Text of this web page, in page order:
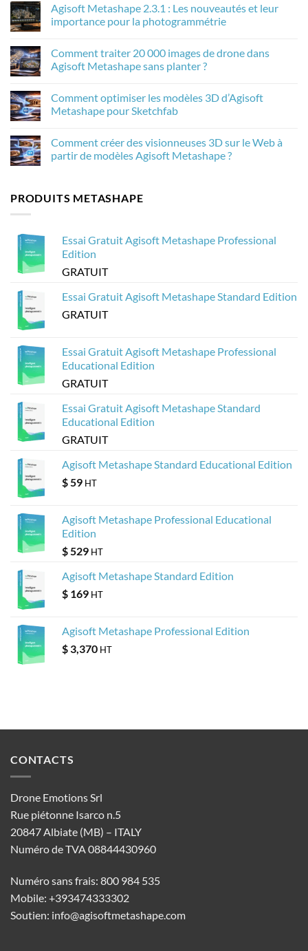
sur
Comment
la
l’échelle
de
l’IA
textures
de
la
Agisoft
Metashape
Agisoft Metashape 2.3.1 : Les nouveautés et leur
importance pour la photogrammétrie
sur
Agisoft
Metashape
Les
nouveautés
et
pour
photogrammétrie
Comment traiter 20 000 images de drone dans
Agisoft Metashape sans planter ?
sur
Comment
traiter
images
drone
sans
planter
Comment optimiser les modèles 3D d’Agisoft
Metashape pour Sketchfab
sur
Comment
optimiser
d’Agisoft
Metashape
Comment créer des visionneuses 3D sur le Web à
partir de modèles Agisoft Metashape ?
Comment
créer
Web
partir
modèles
Agisoft
Metashape
PRODUITS METASHAPE
Essai Gratuit Agisoft Metashape Professional
Edition
GRATUIT
Essai Gratuit Agisoft Metashape Standard Edition
GRATUIT
Essai Gratuit Agisoft Metashape Professional
Educational Edition
GRATUIT
Essai Gratuit Agisoft Metashape Standard
Educational Edition
GRATUIT
Agisoft Metashape Standard Educational Edition
$59 HT
Agisoft Metashape Professional Educational
Edition
$529 HT
Agisoft Metashape Standard Edition
$ 169 HT
Agisoft Metashape Professional Edition
$ 3,370 HT
CONTACTS
Drone Emotions Srl
Rue piétonne Isarco n.5
20847 Albiate (MB) – ITALY
Numéro de TVA 08844430960
Numéro sans frais: 800 984 535
Mobile: +393474333302
Soutien: info@agisoftmetashape.com